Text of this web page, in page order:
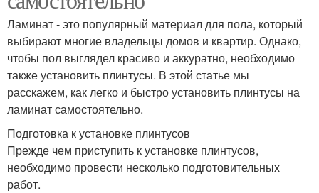
Ламинат - это популярный материал для пола, который
выбирают многие владельцы домов и квартир. Однако,
чтобы пол выглядел красиво и аккуратно, необходимо
также установить плинтусы. В этой статье мы
расскажем, как легко и быстро установить плинтусы на
ламинат самостоятельно.
Подготовка к установке плинтусов
Прежде чем приступить к установке плинтусов,
необходимо провести несколько подготовительных
работ.